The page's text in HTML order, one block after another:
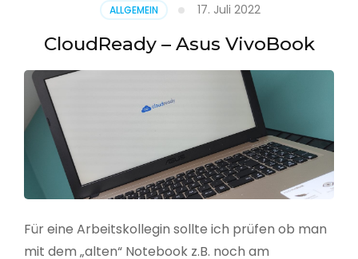
Jahressicherung
ALLGEMEIN 17. Juli 2022
CloudReady – Asus VivoBook
Für eine Arbeitskollegin sollte ich prüfen ob man
mit dem „alten“ Notebook z.B. noch am